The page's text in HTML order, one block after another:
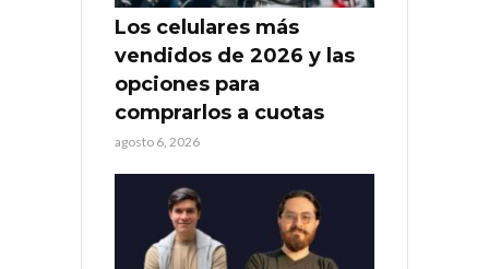
Los celulares más
vendidos de 2026 y las
opciones para
comprarlos a cuotas
agosto 6, 2026